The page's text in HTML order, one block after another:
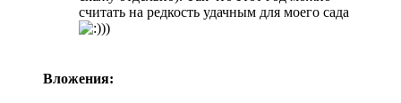
считать на редкость удачным для моего сада
))
Вложения: